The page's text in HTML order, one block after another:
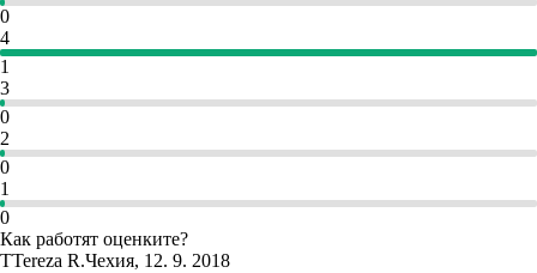
0
4
1
3
0
2
0
1
0
Как работят оценките?
TTereza R.Чехия, 12. 9. 2018